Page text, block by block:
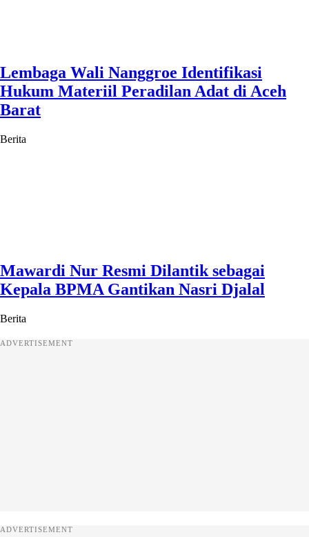
Lembaga Wali Nanggroe Identifikasi
Hukum Materiil Peradilan Adat di Aceh
Barat
Berita
Mawardi Nur Resmi Dilantik sebagai
Kepala BPMA Gantikan Nasri Djalal
Berita
ADVERTISEMENT
ADVERTISEMENT